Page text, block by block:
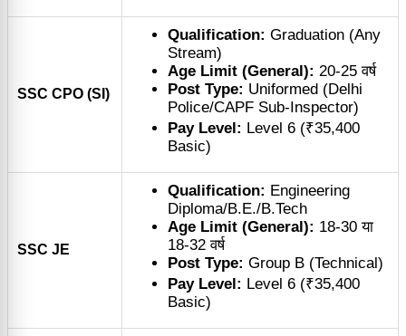
SSC CPO (SI)
Qualification: Graduation (Any
Stream)
Age Limit (General): 20-25 वर्ष
Post Type: Uniformed (Delhi
Police/CAPF Sub-Inspector)
Pay Level: Level 6 (₹35,400
Basic)
SSC JE
Qualification: Engineering
Diploma/B.E./B.Tech
Age Limit (General): 18-30 या
18-32 वर्ष
Post Type: Group B (Technical)
Pay Level: Level 6 (₹35,400
Basic)